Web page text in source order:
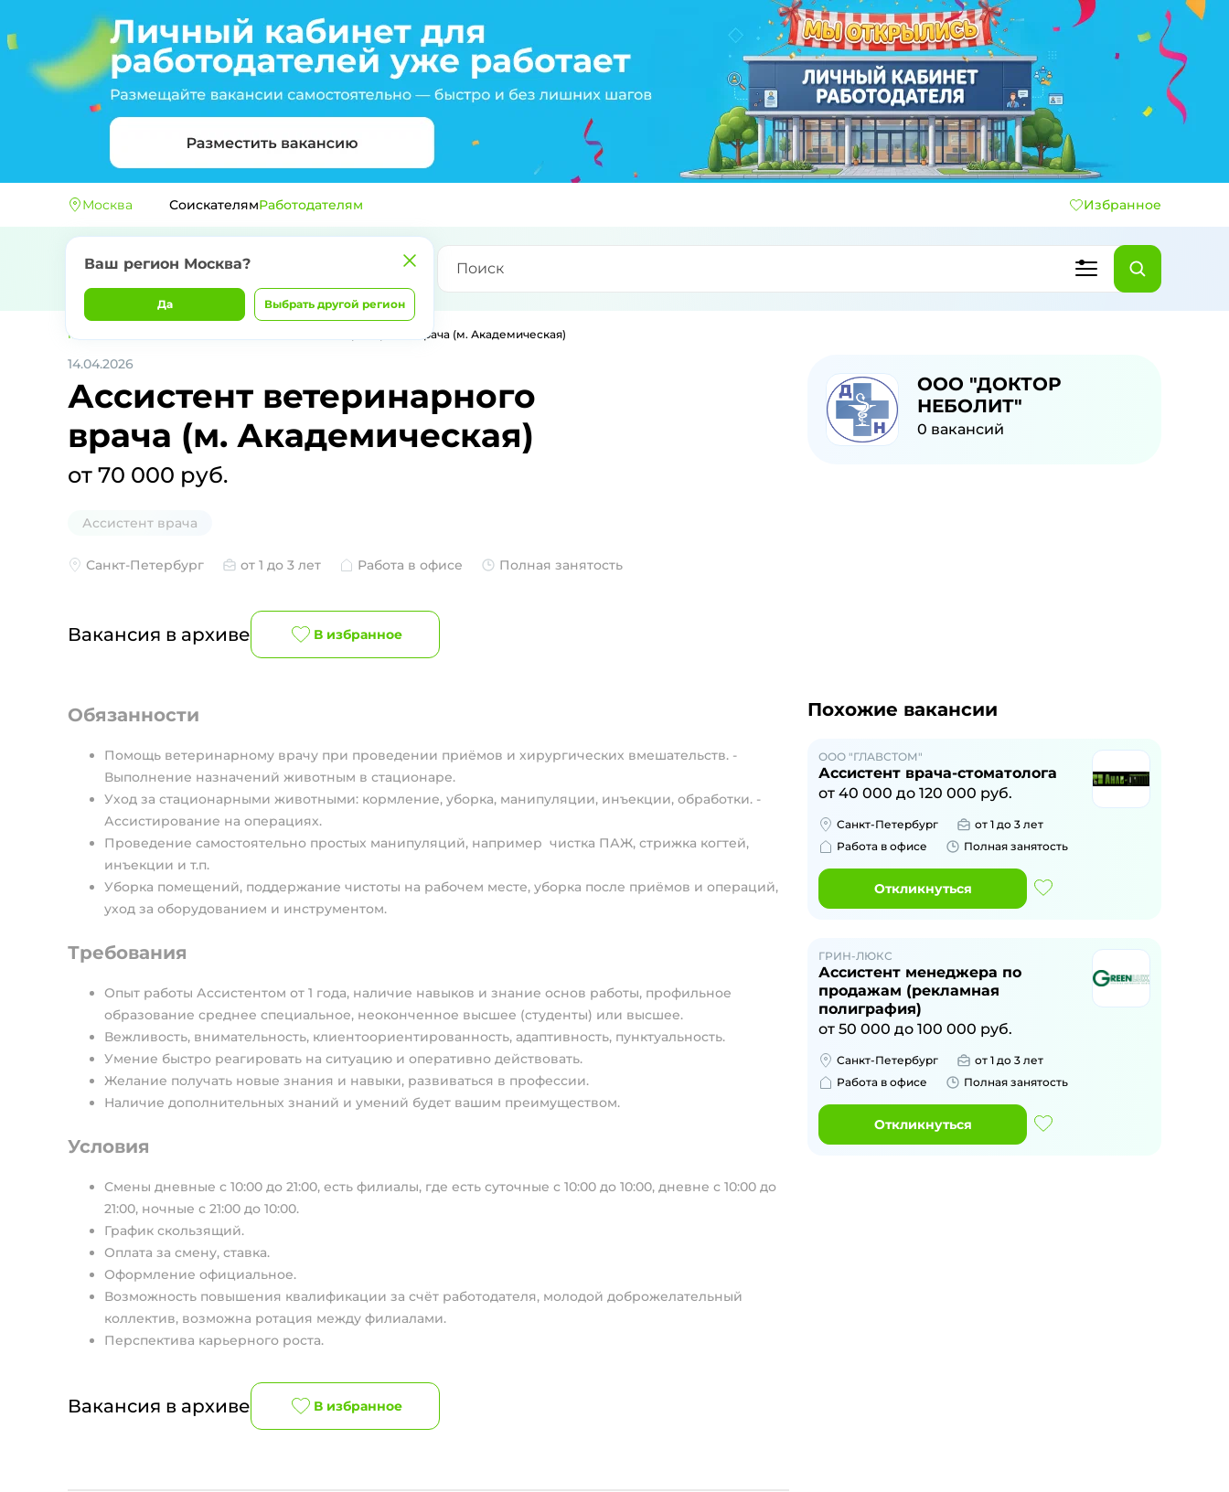
Москва
Ваш регион Москва?
Да Выбрать другой регион
СоискателямРаботодателям Избранное
Главная Ассистент ветеринарного врача (м. Академическая)
14.04.2026
Ассистент ветеринарного
врача (м. Академическая)
от 70 000 руб.
Ассистент врача
Санкт-Петербург от 1 до 3 лет Работа в офисе Полная занятость
Вакансия в архиве В избранное
ООО "ДОКТОР
НЕБОЛИТ"
0 вакансий
Обязанности
Помощь ветеринарному врачу при проведении приёмов и хирургических вмешательств. -
Выполнение назначений животным в стационаре.
Уход за стационарными животными: кормление, уборка, манипуляции, инъекции, обработки. -
Ассистирование на операциях.
Проведение самостоятельно простых манипуляций, например чистка ПАЖ, стрижка когтей,
инъекции и т.п.
Уборка помещений, поддержание чистоты на рабочем месте, уборка после приëмов и операций,
уход за оборудованием и инструментом.
Требования
Опыт работы Ассистентом от 1 года, наличие навыков и знание основ работы, профильное
образование среднее специальное, неоконченное высшее (студенты) или высшее.
Вежливость, внимательность, клиентоориентированность, адаптивность, пунктуальность.
Умение быстро реагировать на ситуацию и оперативно действовать.
Желание получать новые знания и навыки, развиваться в профессии.
Наличие дополнительных знаний и умений будет вашим преимуществом.
Условия
Смены дневные с 10:00 до 21:00, есть филиалы, где есть суточные с 10:00 до 10:00, дневне с 10:00 до
21:00, ночные с 21:00 до 10:00.
График скользящий.
Оплата за смену, ставка.
Оформление официальное.
Возможность повышения квалификации за счëт работодателя, молодой доброжелательный
коллектив, возможна ротация между филиалами.
Перспектива карьерного роста.
Вакансия в архиве В избранное
Похожие вакансии
ООО "ГЛАВСТОМ"
Ассистент врача-стоматолога
от 40 000 до 120 000 руб.
Санкт-Петербург
от 1 до 3 лет
Работа в офисе
Полная занятость
Откликнуться
ГРИН-ЛЮКС
Ассистент менеджера по
продажам (рекламная
полиграфия)
от 50 000 до 100 000 руб.
Санкт-Петербург
от 1 до 3 лет
Работа в офисе
Полная занятость
Откликнуться